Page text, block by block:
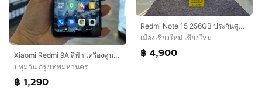
Xiaomi Redmi 9A สีฟ้า เครื่องศูนย์ สภาพสวย จอ6.53นิ้ว แรม3รอม32 กล้อง13ล้าน🔥🔥
ปทุมวัน กรุงเทพมหานคร
฿ 1,290
Redmi Note 15 256GB ประกันศูนย์ไทยปีกว่า สภาพสวยมาก
เมืองเชียงใหม่ เชียงใหม่
฿ 4,900